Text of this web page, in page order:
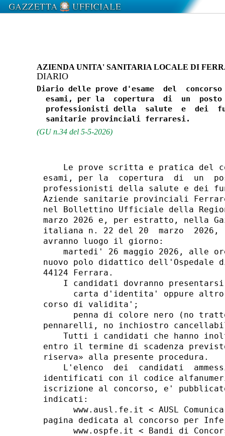
AZIENDA UNITA' SANITARIA LOCALE DI
DIARIO
Diario delle prove d'esame  del
esami, per la  copertura  di  un
professionisti della  salute  e  dei
(GU n.34 del 5-5-2026)
Le prove scritta e pratica del
esami, per la  copertura  di  un
professionisti della salute e dei
Aziende sanitarie provinciali
nel Bollettino Ufficiale della
marzo 2026 e, per estratto, nella
italiana n. 22 del 20  marzo  2026,
avranno luogo il giorno:
martedi' 26 maggio 2026, alle
nuovo polo didattico
44124 Ferrara.
I candidati dovranno
carta d'identita' oppure
corso di validita';
penna di colore nero (no
pennarelli, no inchiostro
Tutti i candidati che hanno
entro il termine di scadenza
riserva» alla presente procedura.
L'elenco  dei  candidati
identificati con il codice
iscrizione al concorso, e'
indicati:
www.ausl.fe.it < AUSL
pagina dedicata al concorso per
www.ospfe.it < Bandi di